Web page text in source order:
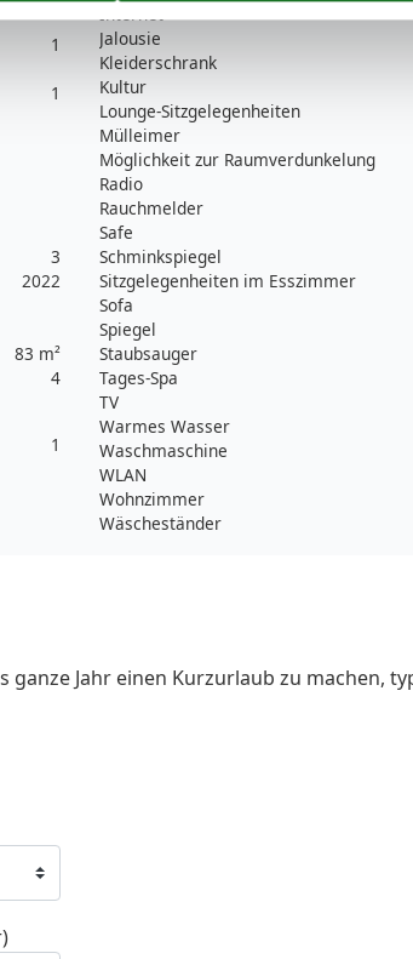
1
1
3
2022
83 m²
4
1
Internet
Jalousie
Kleiderschrank
Kultur
Lounge-Sitzgelegenheiten
Mülleimer
Möglichkeit zur Raumverdunkelung
Radio
Rauchmelder
Safe
Schminkspiegel
Sitzgelegenheiten im Esszimmer
Sofa
Spiegel
Staubsauger
Tages-Spa
TV
Warmes Wasser
Waschmaschine
WLAN
Wohnzimmer
Wäscheständer
Jahr einen Kurzurlaub zu machen,